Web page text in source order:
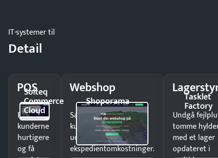
IT-systemer til
Detail
POS
Solteq
Commerce
Cloud
Ekspedér
kunderne
hurtigere
og få
Webshop
Shoporama
Sælg produkter 24/7 til
kunder i hele landet
uden
ekspedientomkostninger.
Tasklet
Factory
Undgå
tomme
med et lager
opdateret i